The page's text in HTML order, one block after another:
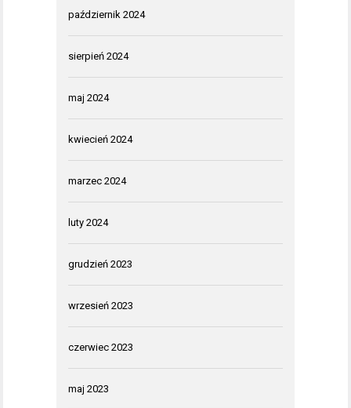
październik 2024
sierpień 2024
maj 2024
kwiecień 2024
marzec 2024
luty 2024
grudzień 2023
wrzesień 2023
czerwiec 2023
maj 2023